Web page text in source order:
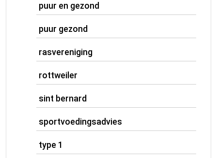
puur en gezond
puur gezond
rasvereniging
rottweiler
sint bernard
sportvoedingsadvies
type 1